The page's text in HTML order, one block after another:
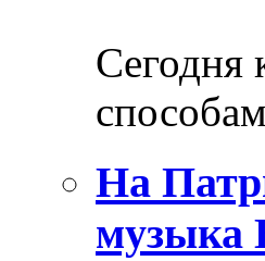
Сегодня
На
музыка